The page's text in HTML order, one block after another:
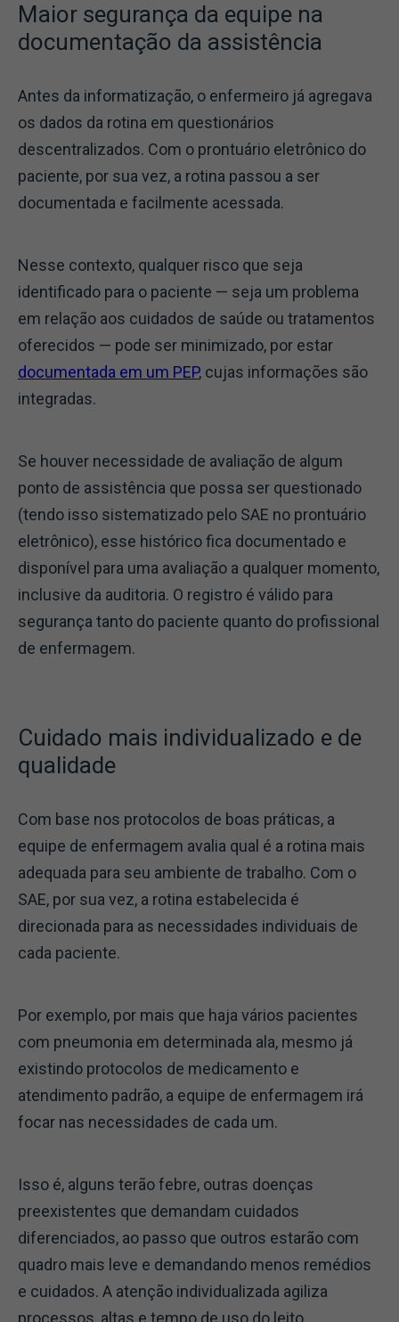
Maior segurança da equipe na
documentação da assistência
Antes da informatização, o enfermeiro já agregava
os dados da rotina em questionários
descentralizados. Com o prontuário eletrônico do
paciente, por sua vez, a rotina passou a ser
documentada e facilmente acessada.
Nesse contexto, qualquer risco que seja
identificado para o paciente — seja um problema
em relação aos cuidados de saúde ou tratamentos
oferecidos — pode ser minimizado, por estar
documentada em um PEP, cujas informações são
integradas.
Se houver necessidade de avaliação de algum
ponto de assistência que possa ser questionado
(tendo isso sistematizado pelo SAE no prontuário
eletrônico), esse histórico fica documentado e
disponível para uma avaliação a qualquer momento,
inclusive da auditoria. O registro é válido para
segurança tanto do paciente quanto do profissional
de enfermagem.
Cuidado mais individualizado e de
qualidade
Com base nos protocolos de boas práticas, a
equipe de enfermagem avalia qual é a rotina mais
adequada para seu ambiente de trabalho. Com o
SAE, por sua vez, a rotina estabelecida é
direcionada para as necessidades individuais de
cada paciente.
Por exemplo, por mais que haja vários pacientes
com pneumonia em determinada ala, mesmo já
existindo protocolos de medicamento e
atendimento padrão, a equipe de enfermagem irá
focar nas necessidades de cada um.
Isso é, alguns terão febre, outras doenças
preexistentes que demandam cuidados
diferenciados, ao passo que outros estarão com
quadro mais leve e demandando menos remédios
e cuidados. A atenção individualizada agiliza
processos, altas e tempo de uso do leito.